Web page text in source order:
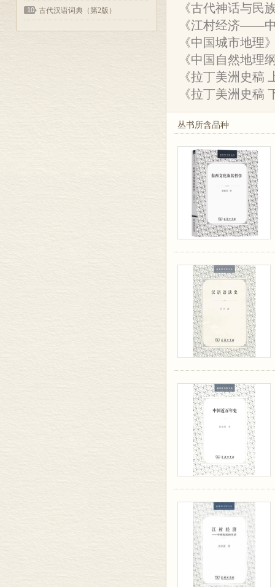
10 古代汉语词典（第2版）
《古代神话与民
《江村经济——
《中国城市地理
《中国自然地理
《拉丁美洲史稿
《拉丁美洲史稿
丛书所含品种